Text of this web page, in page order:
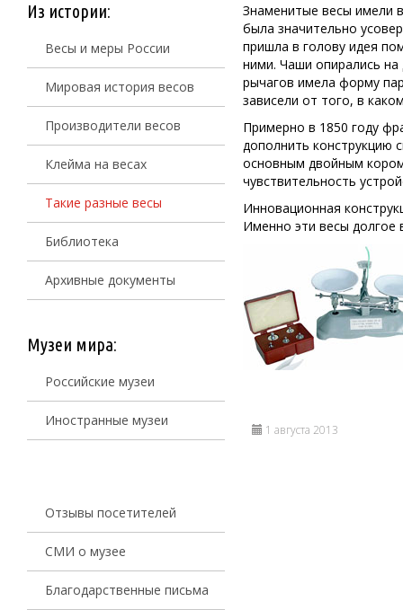
Из истории:
Весы и меры России
Мировая история весов
Производители весов
Клейма на весах
Такие разные весы
Библиотека
Архивные документы
Музеи мира:
Российские музеи
Иностранные музеи
Отзывы посетителей
СМИ о музее
Благодарственные письма
Знаменитые весы имели
была значительно
пришла в голову идея
ними. Чаши опирались
рычагов имела форму
зависели от того, в
Примерно в 1850 году
дополнить конструкцию
основным двойным
чувствительность
Инновационная
Именно эти весы долгое
1 августа 2013